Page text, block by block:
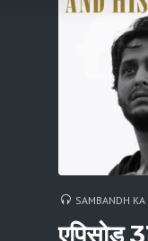
SAMBANDH KA
एपिसोड